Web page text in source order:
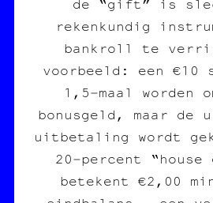
de “gift” is
rekenkundig
bankroll te
voorbeeld: een €10
1,5‑maal worden
bonusgeld, maar
uitbetaling wordt
20‑percent “house
betekent €2,00